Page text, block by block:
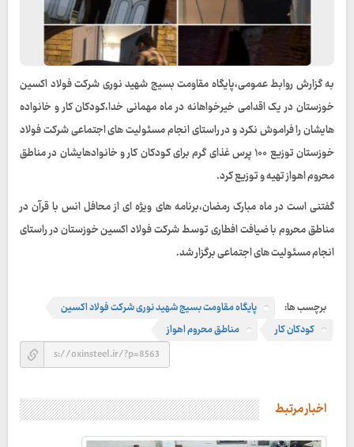
به گزارش روابط عمومی،پایگاه مقاومت بسیج شهید نوری شرکت فولاد اکسین
خوزستان در یک اقدامی خیرخواهانه در ماه مهمانی خدا،کودکان کار و خانواده
هایشان را فراموش نکرد و در راستای انجام مسئولیت های اجتماعی شرکت فولاد
خوزستان توزیع ۱۰۰ پرس غذای گرم برای کودکان کار و خانوادهایشان در مناطق
محروم اهواز تهیه و توزیع کرد.
گفتنی است در ماه مبارک رمضان،برنامه های ویژه ای از محافل انس با قرآن در
مناطق محروم با ضیافت افطاری توسط شرکت فولاد اکسین خوزستان در راستای
انجام مسئولیت های اجتماعی برگزار شد.
برچسب ها:
پایگاه مقاومت بسیج شهید نوری شرکت فولاد اکسین
کودکان کار
مناطق محروم اهواز
اخبار مرتبط